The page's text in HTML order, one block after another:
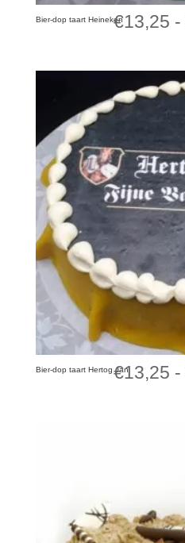
Bier-dop taart Heineken
€13,25 -
Bier-dop taart Hertog Jan
€13,25 -